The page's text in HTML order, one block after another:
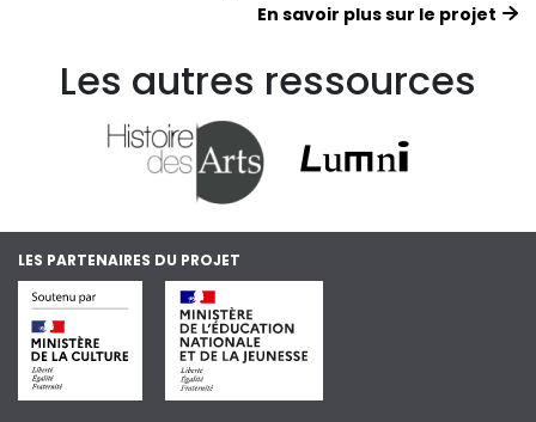
En savoir plus sur le projet
Les autres ressources
LES PARTENAIRES DU PROJET